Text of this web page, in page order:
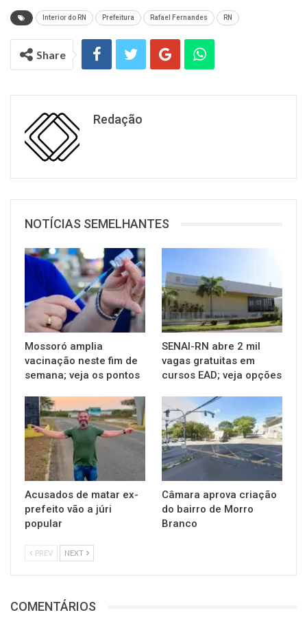
Interior do RN Prefeitura Rafael Fernandes RN
Share
Redação
NOTÍCIAS SEMELHANTES
Mossoró amplia
vacinação neste fim de
semana; veja os pontos
SENAI-RN abre 2 mil
vagas gratuitas em
cursos EAD; veja opções
Acusados de matar ex-
prefeito vão a júri
popular
Câmara aprova criação
do bairro de Morro
Branco
PREV NEXT
COMENTÁRIOS